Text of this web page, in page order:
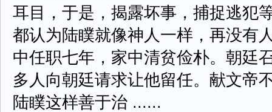
耳目，于是，揭露坏事，捕捉逃犯
都认为陆瞨就像神人一样，再没有
中任职七年，家中清贫俭朴。朝廷
多人向朝廷请求让他留任。献文帝
陆瞨这样善于治 ......